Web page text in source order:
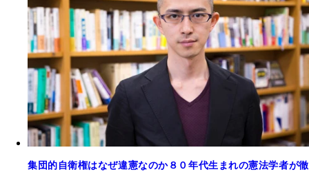
集団的自衛権はなぜ違憲なのか８０年代生まれの憲法学者が徹